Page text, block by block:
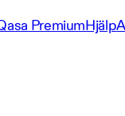
PremiumHjälp